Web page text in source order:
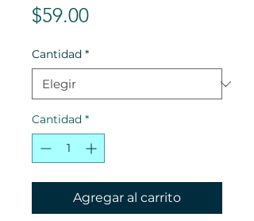
$59.00Precio
Cantidad *
Cantidad *
Agregar al carrito